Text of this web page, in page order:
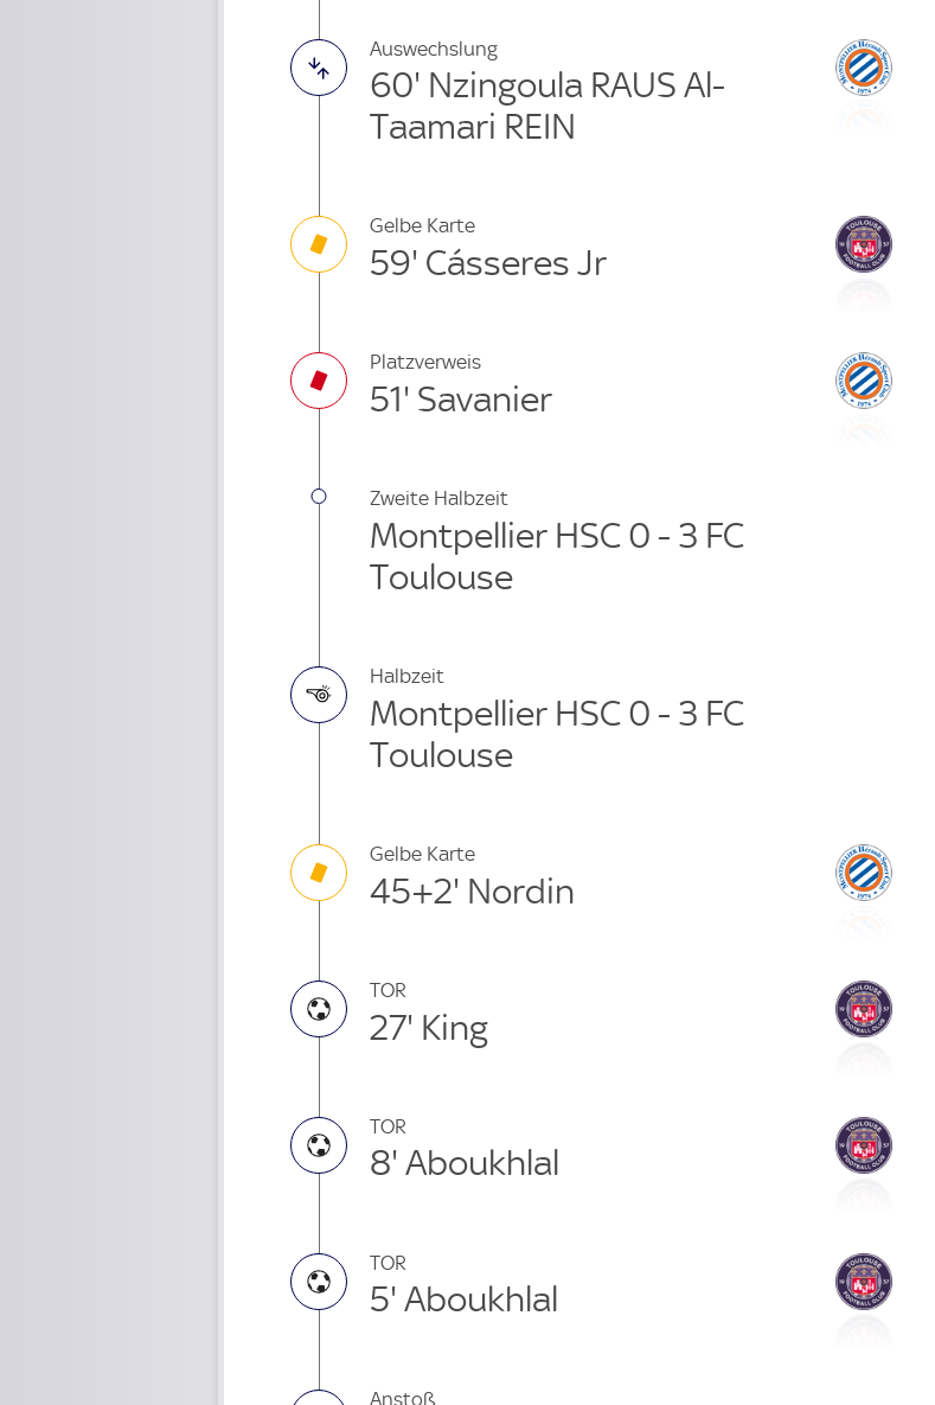
Auswechslung
60' Nzingoula RAUS Al-
Taamari REIN
Gelbe Karte
59' Cásseres Jr
Platzverweis
51' Savanier
Zweite Halbzeit
Montpellier HSC 0 - 3 FC
Toulouse
Halbzeit
Montpellier HSC 0 - 3 FC
Toulouse
Gelbe Karte
45+2' Nordin
TOR
27' King
TOR
8' Aboukhlal
TOR
5' Aboukhlal
Anstoß